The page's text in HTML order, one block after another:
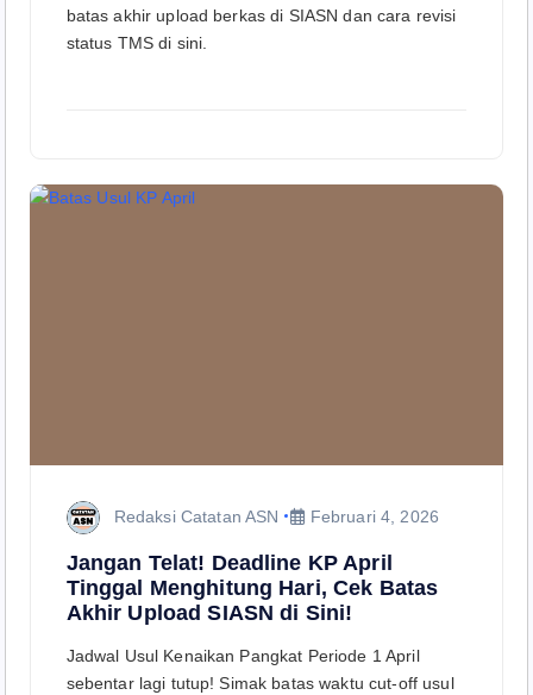
batas akhir upload berkas di SIASN dan cara revisi
status TMS di sini.
Redaksi Catatan ASN Februari 4, 2026
Jangan Telat! Deadline KP April
Tinggal Menghitung Hari, Cek Batas
Akhir Upload SIASN di Sini!
Jadwal Usul Kenaikan Pangkat Periode 1 April
sebentar lagi tutup! Simak batas waktu cut-off usul